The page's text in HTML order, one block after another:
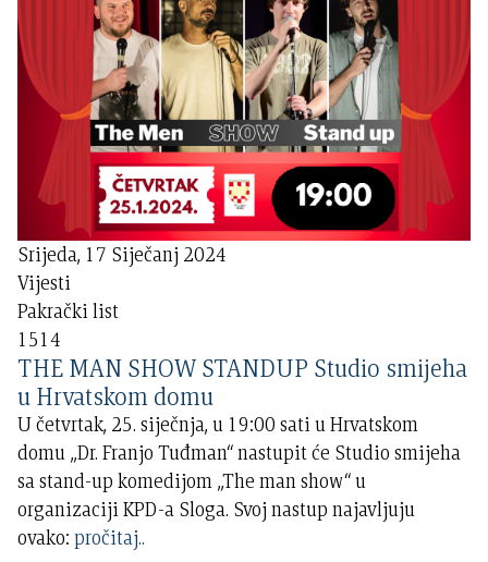
Srijeda, 17 Siječanj 2024
Vijesti
Pakrački list
1514
THE MAN SHOW STANDUP Studio smijeha
u Hrvatskom domu
U četvrtak, 25. siječnja, u 19:00 sati u Hrvatskom
domu „Dr. Franjo Tuđman“ nastupit će Studio smijeha
sa stand-up komedijom „The man show“ u
organizaciji KPD-a Sloga. Svoj nastup najavljuju
ovako:pročitaj..